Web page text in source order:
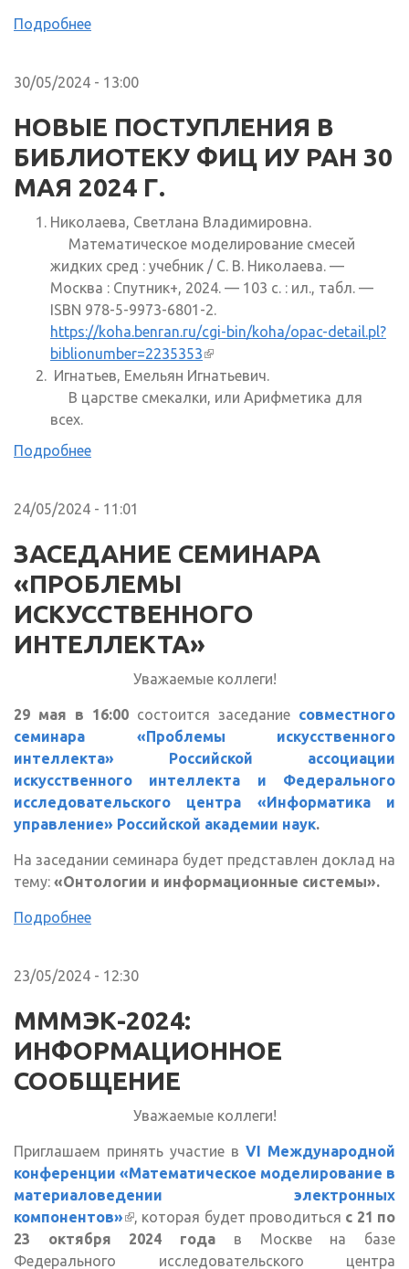
Подробнее
30/05/2024 - 13:00
НОВЫЕ ПОСТУПЛЕНИЯ В
БИБЛИОТЕКУ ФИЦ ИУ РАН 30
МАЯ 2024 Г.
Николаева, Светлана Владимировна.
Математическое моделирование смесей
жидких сред : учебник / С. В. Николаева. —
Москва : Спутник+, 2024. — 103 с. : ил., табл. —
ISBN 978-5-9973-6801-2.
https://koha.benran.ru/cgi-bin/koha/opac-detail.pl?
biblionumber=2235353(внешняя ссылка)
Игнатьев, Емельян Игнатьевич.
В царстве смекалки, или Арифметика для
всех.
Подробнее
24/05/2024 - 11:01
ЗАСЕДАНИЕ СЕМИНАРА
«ПРОБЛЕМЫ
ИСКУССТВЕННОГО
ИНТЕЛЛЕКТА»
Уважаемые коллеги!
29 мая в 16:00 состоится заседание совместного
семинара «Проблемы искусственного
интеллекта» Российской ассоциации
искусственного интеллекта и Федерального
исследовательского центра «Информатика и
управление» Российской академии наук.
На заседании семинара будет представлен доклад на
тему: «Онтологии и информационные системы».
Подробнее
23/05/2024 - 12:30
МММЭК-2024:
ИНФОРМАЦИОННОЕ
СООБЩЕНИЕ
Уважаемые коллеги!
Приглашаем принять участие в VI Международной
конференции «Математическое моделирование в
материаловедении электронных
компонентов»(внешняя ссылка)
, которая будет проводиться с 21 по
23 октября 2024 года в Москве на базе
Федерального исследовательского центра